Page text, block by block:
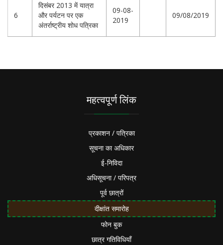
6
दिसंबर 2013 में यात्रा
और पर्यटन पर एक
अंतर्राष्ट्रीय शोध पत्रिका
09-08-
2019
09/08/2019
महत्वपूर्ण लिंक
प्रकाशन / पत्रिका
सूचना का अधिकार
ई-निविदा
अधिसूचना / परिपत्र
पूर्व छात्रों
दीक्षांत समारोह
फोन बुक
छात्र गतिविधियाँ